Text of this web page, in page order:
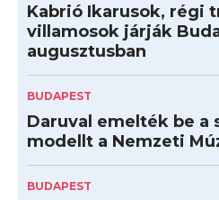
Kabrió Ikarusok, régi
villamosok járják
augusztusban
BUDAPEST
Daruval emelték be a
modellt a Nemzeti
BUDAPEST